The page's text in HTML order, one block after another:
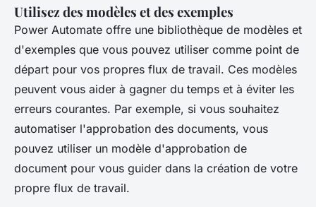
Utilisez des modèles et des exemples
Power Automate offre une bibliothèque de modèles et
d'exemples que vous pouvez utiliser comme point de
départ pour vos propres flux de travail. Ces modèles
peuvent vous aider à gagner du temps et à éviter les
erreurs courantes. Par exemple, si vous souhaitez
automatiser l'approbation des documents, vous
pouvez utiliser un modèle d'approbation de
document pour vous guider dans la création de votre
propre flux de travail.